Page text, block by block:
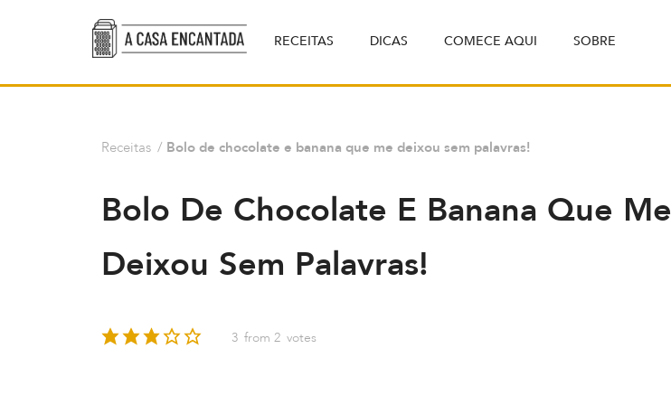
RECEITAS DICAS COMECE AQUI SOBRE
Receitas / Bolo de chocolate e banana que me deixou sem palavras!
Bolo De Chocolate E Banana Que Me
Deixou Sem Palavras!
3 from 2 votes